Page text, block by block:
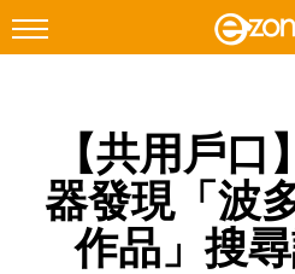
Facebook Instagram
科技焦點
網絡生活
【共用戶
器發現「波
作品」搜